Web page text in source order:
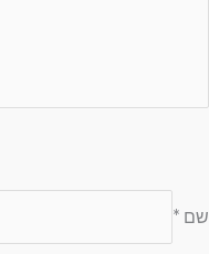
שם *